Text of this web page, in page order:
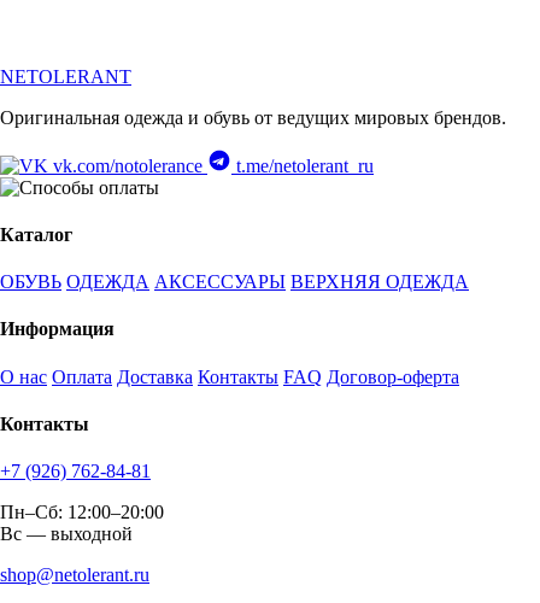
NETOLERANT
Оригинальная одежда и обувь от ведущих мировых брендов.
vk.com/notolerance t.me/netolerant_ru
Каталог
ОБУВЬ ОДЕЖДА АКСЕССУАРЫ ВЕРХНЯЯ ОДЕЖДА
Информация
О нас Оплата Доставка Контакты FAQ Договор-оферта
Контакты
+7 (926) 762-84-81
Пн–Сб: 12:00–20:00
Вс — выходной
shop@netolerant.ru